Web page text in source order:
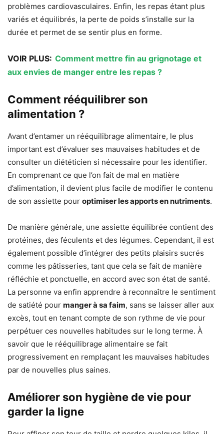
problèmes cardiovasculaires. Enfin, les repas étant plus
variés et équilibrés, la perte de poids s’installe sur la
durée et permet de se sentir plus en forme.
VOIR PLUS: Comment mettre fin au grignotage et
aux envies de manger entre les repas ?
Comment rééquilibrer son
alimentation ?
Avant d’entamer un rééquilibrage alimentaire, le plus
important est d’évaluer ses mauvaises habitudes et de
consulter un diététicien si nécessaire pour les identifier.
En comprenant ce que l’on fait de mal en matière
d’alimentation, il devient plus facile de modifier le contenu
de son assiette pour optimiser les apports en nutriments.
De manière générale, une assiette équilibrée contient des
protéines, des féculents et des légumes. Cependant, il est
également possible d’intégrer des petits plaisirs sucrés
comme les pâtisseries, tant que cela se fait de manière
réfléchie et ponctuelle, en accord avec son état de santé.
La personne va enfin apprendre à reconnaître le sentiment
de satiété pour manger à sa faim, sans se laisser aller aux
excès, tout en tenant compte de son rythme de vie pour
perpétuer ces nouvelles habitudes sur le long terme. À
savoir que le rééquilibrage alimentaire se fait
progressivement en remplaçant les mauvaises habitudes
par de nouvelles plus saines.
Améliorer son hygiène de vie pour
garder la ligne